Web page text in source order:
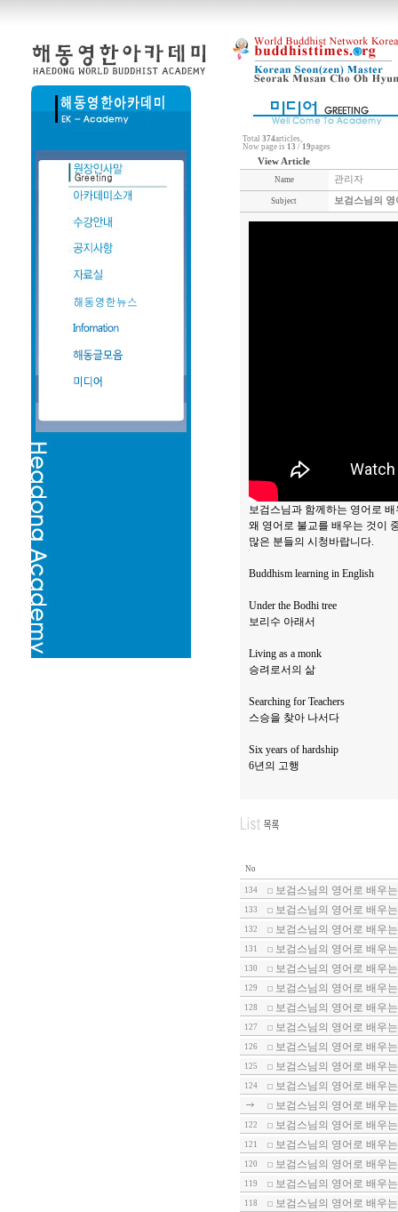
Total 374articles,
Now page is 13 / 19pages
View Article
Name 관리자
Subject 보검스님의
보검스님과 함께하는 영어로
왜 영어로 불교를 배우는 것이
많은 분들의 시청바랍니다.
Buddhism learning in English
Under the Bodhi tree
보리수 아래서
Living as a monk
승려로서의 삶
Searching for Teachers
스승을 찾아 나서다
Six years of hardship
6년의 고행
No
134 보검스님의 영어로 배우
133 보검스님의 영어로 배우
132 보검스님의 영어로 배우
131 보검스님의 영어로 배우
130 보검스님의 영어로 배우
129 보검스님의 영어로 배우
128 보검스님의 영어로 배우
127 보검스님의 영어로 배우
126 보검스님의 영어로 배우
125 보검스님의 영어로 배우
124
보검스님의 영어로 배우
보검스님의 영어로 배우
122 보검스님의 영어로 배우
121 보검스님의 영어로 배우
120 보검스님의 영어로 배우
119 보검스님의 영어로 배우
118 보검스님의 영어로 배우